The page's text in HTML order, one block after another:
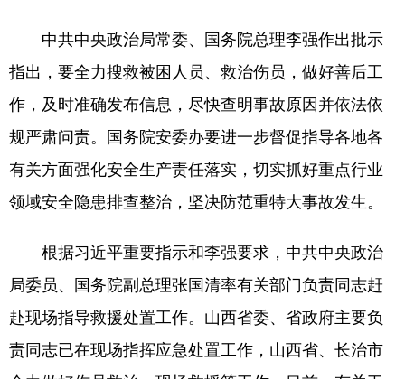
中共中央政治局常委、国务院总理李强作出批示
指出，要全力搜救被困人员、救治伤员，做好善后工
作，及时准确发布信息，尽快查明事故原因并依法依
规严肃问责。国务院安委办要进一步督促指导各地各
有关方面强化安全生产责任落实，切实抓好重点行业
领域安全隐患排查整治，坚决防范重特大事故发生。
根据习近平重要指示和李强要求，中共中央政治
局委员、国务院副总理张国清率有关部门负责同志赶
赴现场指导救援处置工作。山西省委、省政府主要负
责同志已在现场指挥应急处置工作，山西省、长治市